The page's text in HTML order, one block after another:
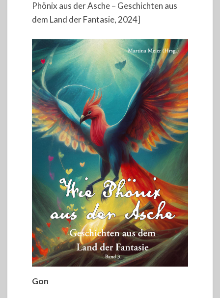
Phönix aus der Asche – Geschichten aus
dem Land der Fantasie, 2024]
Gon